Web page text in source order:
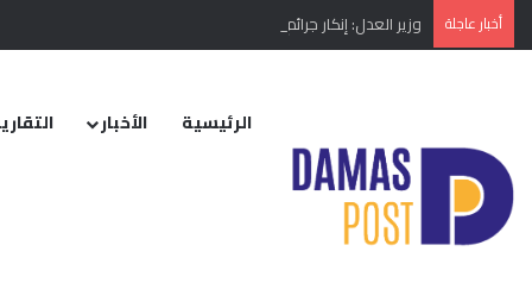
أخبار عاجلة وزير العدل: إنكار جرائم النظام البائد أو تبريرها مخالفة
الرئيسية الأخبار